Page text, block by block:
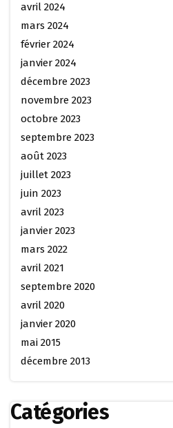
avril 2024
mars 2024
février 2024
janvier 2024
décembre 2023
novembre 2023
octobre 2023
septembre 2023
août 2023
juillet 2023
juin 2023
avril 2023
janvier 2023
mars 2022
avril 2021
septembre 2020
avril 2020
janvier 2020
mai 2015
décembre 2013
Catégories